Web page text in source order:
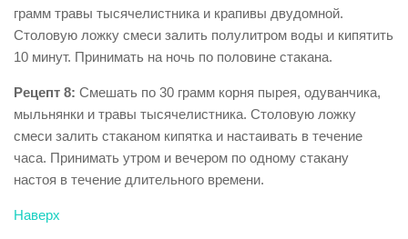
грамм травы тысячелистника и крапивы двудомной.
Столовую ложку смеси залить полулитром воды и кипятить
10 минут. Принимать на ночь по половине стакана.
Рецепт 8: Смешать по 30 грамм корня пырея, одуванчика,
мыльнянки и травы тысячелистника. Столовую ложку
смеси залить стаканом кипятка и настаивать в течение
часа. Принимать утром и вечером по одному стакану
настоя в течение длительного времени.
Наверх